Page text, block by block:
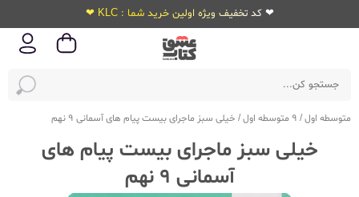
❤ کد تخفیف ویژه اولین خرید شما : KLC ❤
متوسطه اول/ 9 متوسطه اول / خیلی سبز ماجرای بیست پیام های آسمانی 9 نهم
خیلی سبز ماجرای بیست پیام های
آسمانی 9 نهم